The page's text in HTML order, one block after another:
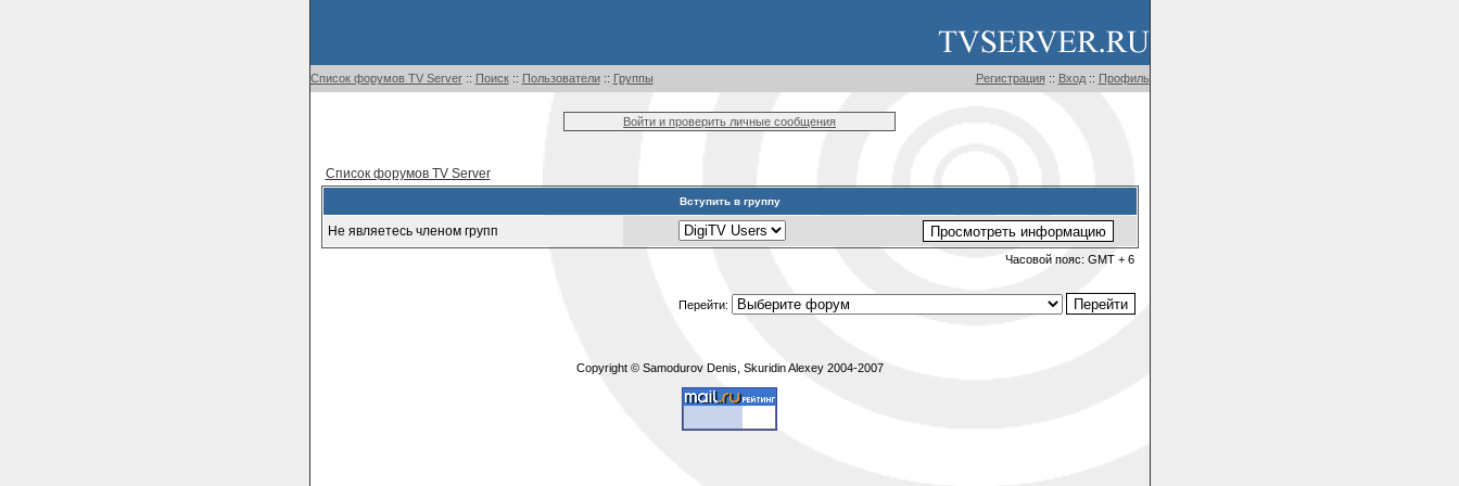
Список форумов TV Server:: Поиск:: Пользователи:: Группы Регистрация :: Вход:: Профиль
Войти и проверить личные сообщения
Список форумов TV Server
Вступить в группу
Не являетесь членом групп
Часовой пояс: GMT + 6
Перейти:
Copyright © Samodurov Denis, Skuridin Alexey 2004-2007